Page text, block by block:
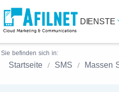
DIENSTE
Sie befinden sich in:
Startseite SMS Massen